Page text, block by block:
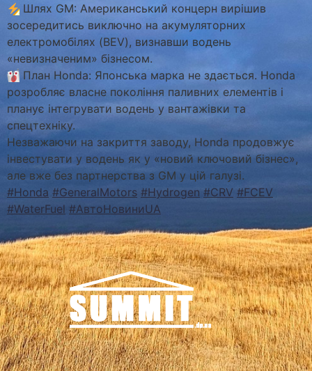
Шлях GM: Американський концерн вирішив
зосередитись виключно на акумуляторних
електромобілях (BEV), визнавши водень
«невизначеним» бізнесом.
План Honda: Японська марка не здається. Honda
розробляє власне покоління паливних елементів і
планує інтегрувати водень у вантажівки та
спецтехніку.
Незважаючи на закриття заводу, Honda продовжує
інвестувати у водень як у «новий ключовий бізнес»,
але вже без партнерства з GM у цій галузі.
#Honda #GeneralMotors #Hydrogen #CRV #FCEV
#WaterFuel #АвтоНовиниUA